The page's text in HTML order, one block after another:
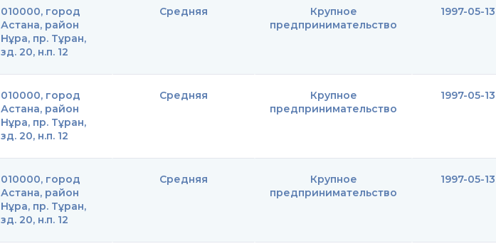
010000, город
Астана, район
Нұра, пр. Тұран,
зд. 20, н.п. 12
Средняя
Крупное
предпринимательство
1997-05-13
010000, город
Астана, район
Нұра, пр. Тұран,
зд. 20, н.п. 12
Средняя
Крупное
предпринимательство
1997-05-13
010000, город
Астана, район
Нұра, пр. Тұран,
зд. 20, н.п. 12
Средняя
Крупное
предпринимательство
1997-05-13